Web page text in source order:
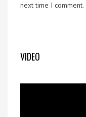
next time I comment.
VIDEO